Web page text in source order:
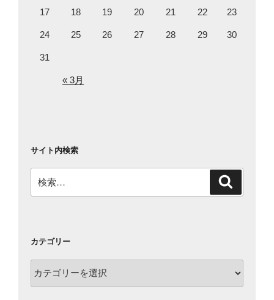
17 18 19 20 21 22 23
24 25 26 27 28 29 30
31
« 3月
サイト内検索
索:
カテゴリー
テ